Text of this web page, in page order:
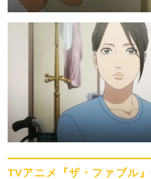
TVアニメ『ザ・ファブル